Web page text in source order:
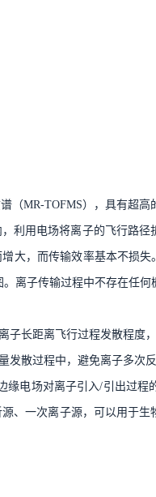
（MR-TOFMS），具有超
利用电场将离子的飞行路
大，而传输效率基本不损
离子传输过程中不存在任何
子长距离飞行过程发散程度，
发散过程中，避免离子多次
缘电场对离子引入/引出过
、一次离子源，可以用于